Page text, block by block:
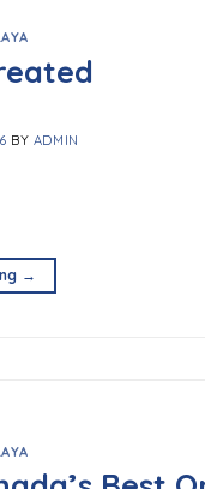
BY ADMIN
→